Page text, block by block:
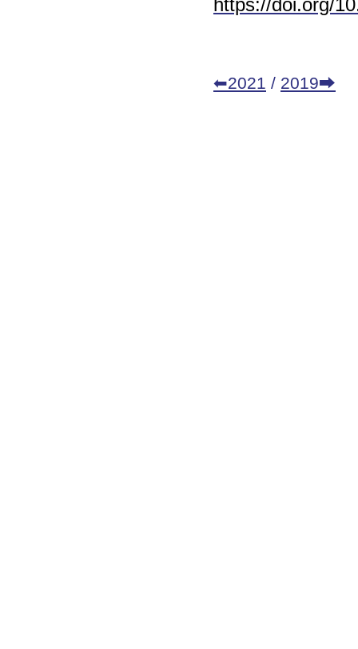
https://doi.org/
⬅2021 / 2019⮕